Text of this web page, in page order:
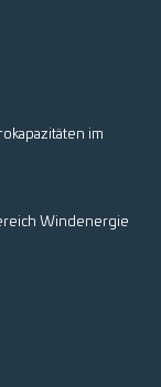
im
Windenergie